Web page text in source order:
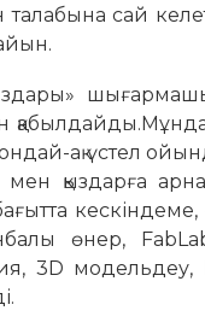
талабына сай
ақ үстел
қыздарға
өнер,
3D